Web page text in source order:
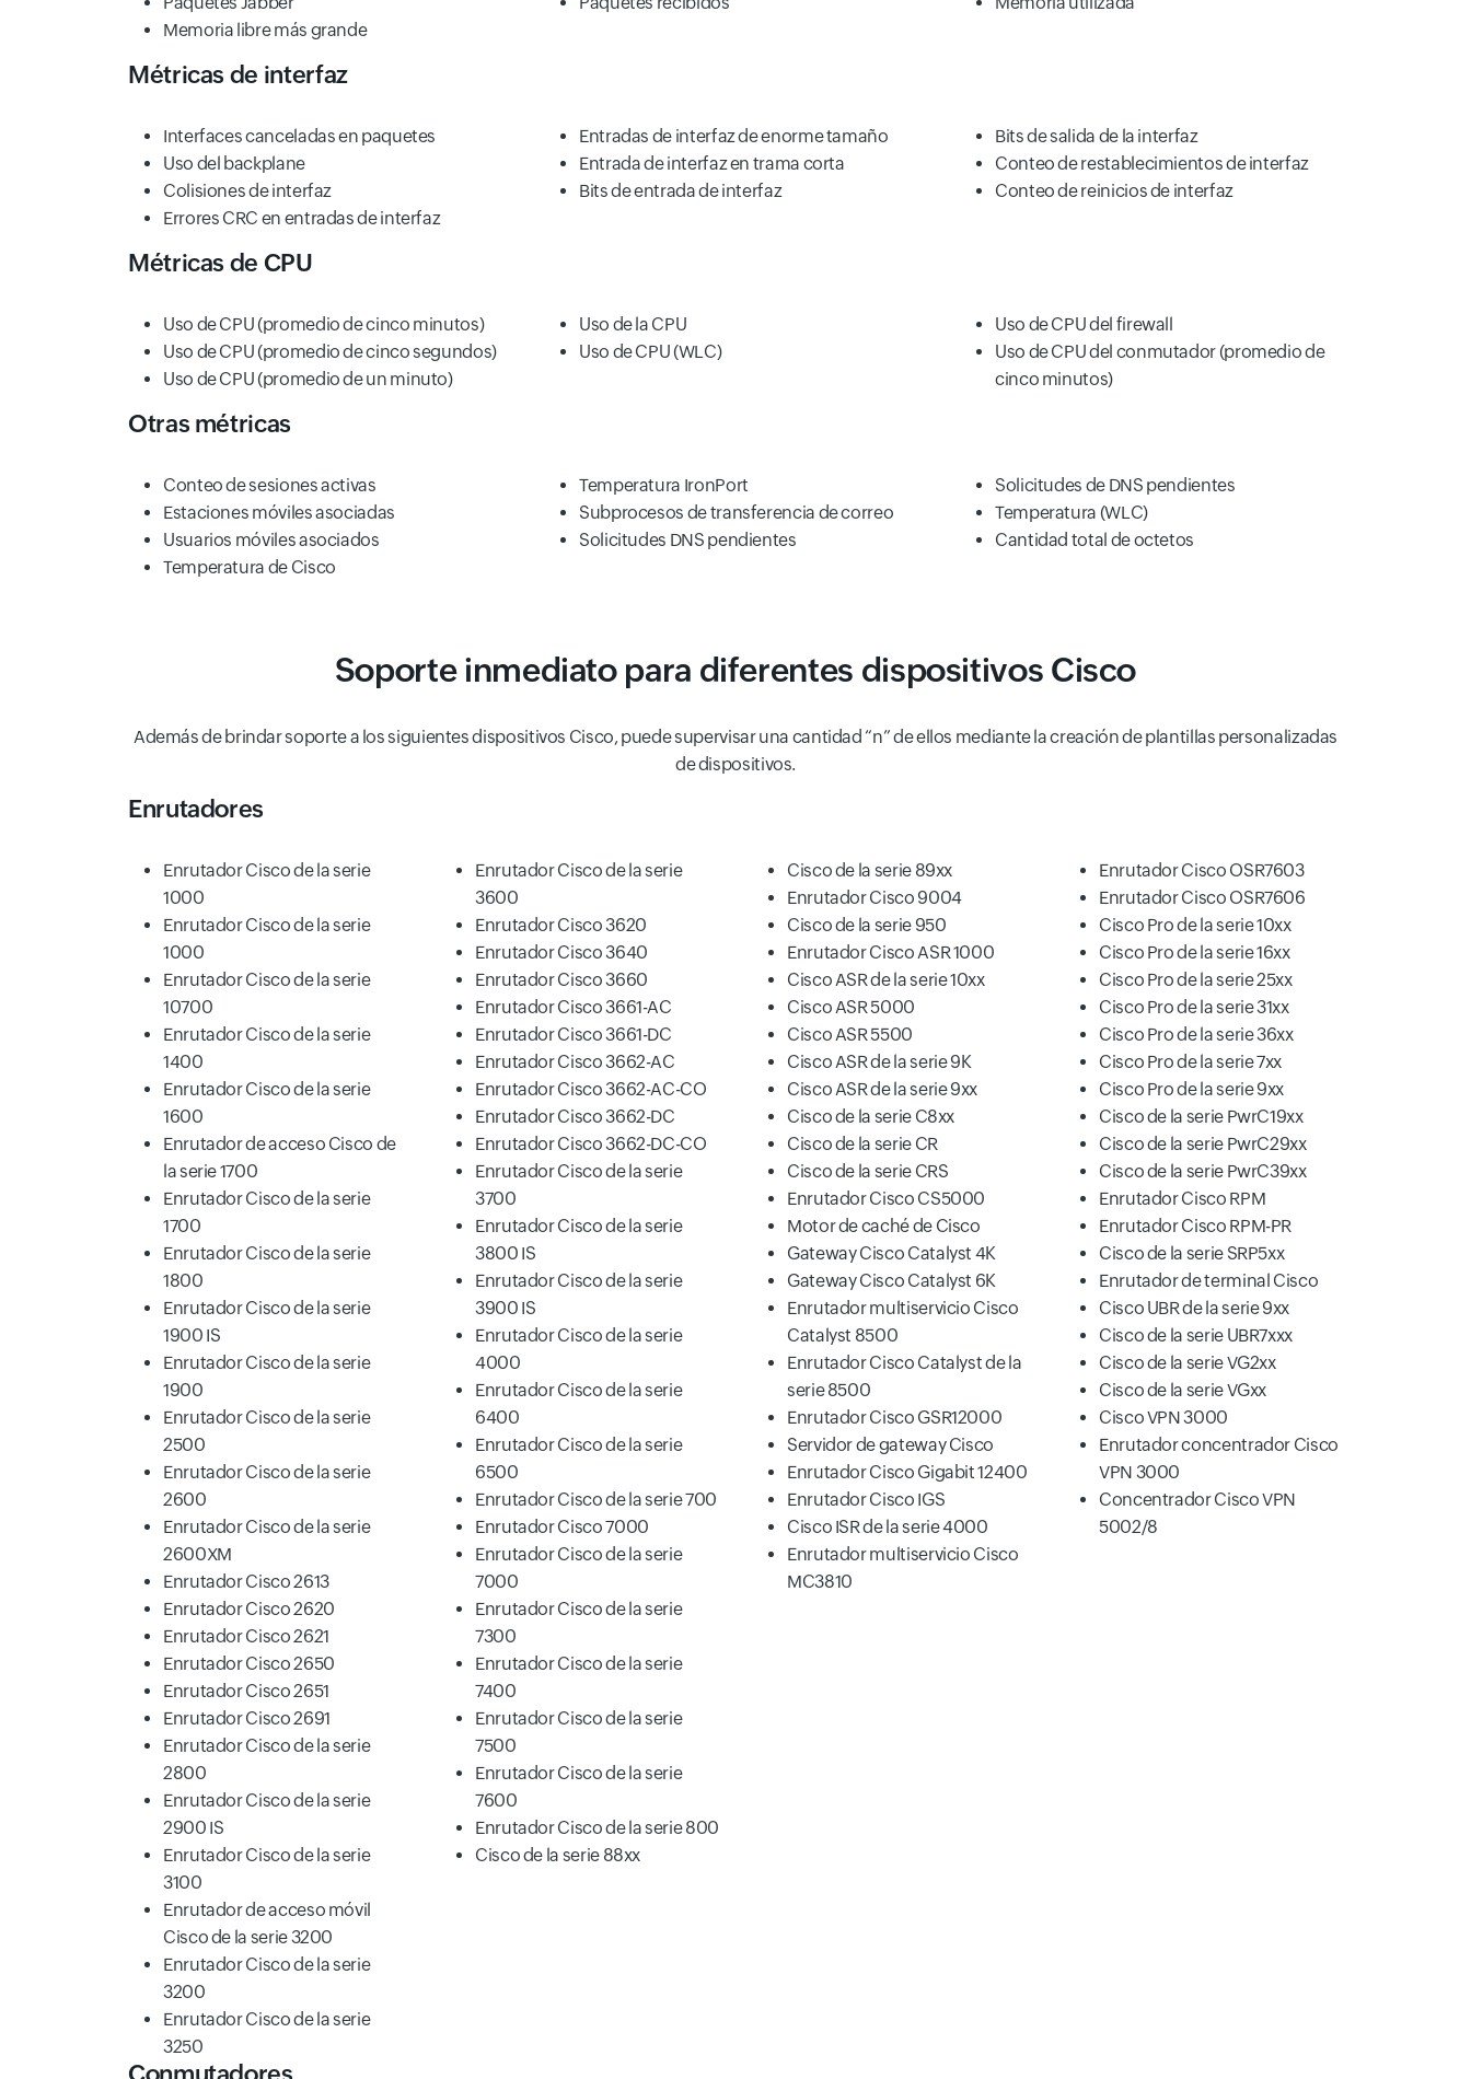
Memoria libre más grande
Métricas de interfaz
Interfaces canceladas en paquetes
Uso del backplane
Colisiones de interfaz
Errores CRC en entradas de interfaz
Entradas de interfaz de enorme tamaño
Entrada de interfaz en trama corta
Bits de entrada de interfaz
Bits de salida de la interfaz
Conteo de restablecimientos de interfaz
Conteo de reinicios de interfaz
Métricas de CPU
Uso de CPU (promedio de cinco minutos)
Uso de CPU (promedio de cinco segundos)
Uso de CPU (promedio de un minuto)
Uso de la CPU
Uso de CPU (WLC)
Uso de CPU del firewall
Uso de CPU del conmutador (promedio de
cinco minutos)
Otras métricas
Conteo de sesiones activas
Estaciones móviles asociadas
Usuarios móviles asociados
Temperatura de Cisco
Temperatura IronPort
Subprocesos de transferencia de correo
Solicitudes DNS pendientes
Solicitudes de DNS pendientes
Temperatura (WLC)
Cantidad total de octetos
Soporte inmediato para diferentes dispositivos Cisco
Además de brindar soporte a los siguientes dispositivos Cisco, puede supervisar una cantidad “n” de ellos mediante la creación de plantillas personalizadas
de dispositivos.
Enrutadores
Enrutador Cisco de la serie
1000
Enrutador Cisco de la serie
1000
Enrutador Cisco de la serie
10700
Enrutador Cisco de la serie
1400
Enrutador Cisco de la serie
1600
Enrutador de acceso Cisco de
la serie 1700
Enrutador Cisco de la serie
1700
Enrutador Cisco de la serie
1800
Enrutador Cisco de la serie
1900 IS
Enrutador Cisco de la serie
1900
Enrutador Cisco de la serie
2500
Enrutador Cisco de la serie
2600
Enrutador Cisco de la serie
2600XM
Enrutador Cisco 2613
Enrutador Cisco 2620
Enrutador Cisco 2621
Enrutador Cisco 2650
Enrutador Cisco 2651
Enrutador Cisco 2691
Enrutador Cisco de la serie
2800
Enrutador Cisco de la serie
2900 IS
Enrutador Cisco de la serie
3100
Enrutador de acceso móvil
Cisco de la serie 3200
Enrutador Cisco de la serie
3200
Enrutador Cisco de la serie
3250
Enrutador Cisco de la serie
3600
Enrutador Cisco 3620
Enrutador Cisco 3640
Enrutador Cisco 3660
Enrutador Cisco 3661-AC
Enrutador Cisco 3661-DC
Enrutador Cisco 3662-AC
Enrutador Cisco 3662-AC-CO
Enrutador Cisco 3662-DC
Enrutador Cisco 3662-DC-CO
Enrutador Cisco de la serie
3700
Enrutador Cisco de la serie
3800 IS
Enrutador Cisco de la serie
3900 IS
Enrutador Cisco de la serie
4000
Enrutador Cisco de la serie
6400
Enrutador Cisco de la serie
6500
Enrutador Cisco de la serie 700
Enrutador Cisco 7000
Enrutador Cisco de la serie
7000
Enrutador Cisco de la serie
7300
Enrutador Cisco de la serie
7400
Enrutador Cisco de la serie
7500
Enrutador Cisco de la serie
7600
Enrutador Cisco de la serie 800
Cisco de la serie 88xx
Cisco de la serie 89xx
Enrutador Cisco 9004
Cisco de la serie 950
Enrutador Cisco ASR 1000
Cisco ASR de la serie 10xx
Cisco ASR 5000
Cisco ASR 5500
Cisco ASR de la serie 9K
Cisco ASR de la serie 9xx
Cisco de la serie C8xx
Cisco de la serie CR
Cisco de la serie CRS
Enrutador Cisco CS5000
Motor de caché de Cisco
Gateway Cisco Catalyst 4K
Gateway Cisco Catalyst 6K
Enrutador multiservicio Cisco
Catalyst 8500
Enrutador Cisco Catalyst de la
serie 8500
Enrutador Cisco GSR12000
Servidor de gateway Cisco
Enrutador Cisco Gigabit 12400
Enrutador Cisco IGS
Cisco ISR de la serie 4000
Enrutador multiservicio Cisco
MC3810
Enrutador Cisco OSR7603
Enrutador Cisco OSR7606
Cisco Pro de la serie 10xx
Cisco Pro de la serie 16xx
Cisco Pro de la serie 25xx
Cisco Pro de la serie 31xx
Cisco Pro de la serie 36xx
Cisco Pro de la serie 7xx
Cisco Pro de la serie 9xx
Cisco de la serie PwrC19xx
Cisco de la serie PwrC29xx
Cisco de la serie PwrC39xx
Enrutador Cisco RPM
Enrutador Cisco RPM-PR
Cisco de la serie SRP5xx
Enrutador de terminal Cisco
Cisco UBR de la serie 9xx
Cisco de la serie UBR7xxx
Cisco de la serie VG2xx
Cisco de la serie VGxx
Cisco VPN 3000
Enrutador concentrador Cisco
VPN 3000
Concentrador Cisco VPN
5002/8